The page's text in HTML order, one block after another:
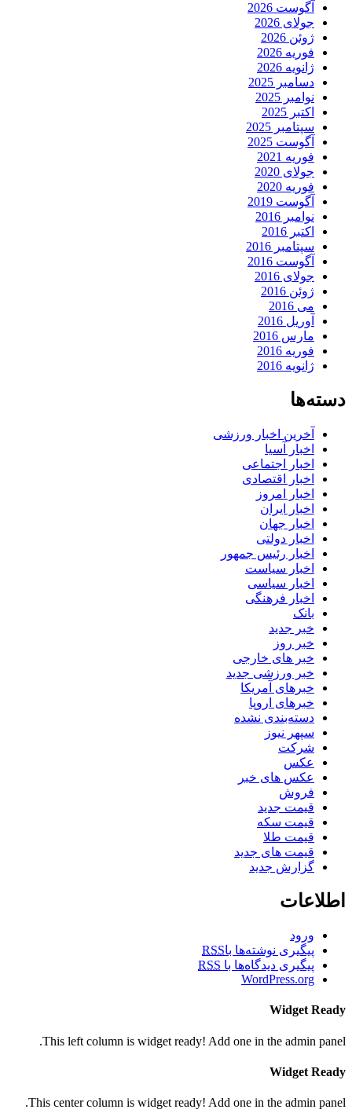
آگوست 2026
جولای 2026
ژوئن 2026
فوریه 2026
ژانویه 2026
دسامبر 2025
نوامبر 2025
اکتبر 2025
سپتامبر 2025
آگوست 2025
فوریه 2021
جولای 2020
فوریه 2020
آگوست 2019
نوامبر 2016
اکتبر 2016
سپتامبر 2016
آگوست 2016
جولای 2016
ژوئن 2016
می 2016
آوریل 2016
مارس 2016
فوریه 2016
ژانویه 2016
دسته‌ها
آخرین اخبار ورزشی
اخبار آسیا
اخبار اجتماعی
اخبار اقتصادی
اخبار امروز
اخبار ایران
اخبار جهان
اخبار دولتی
اخبار رئیس جمهور
اخبار سیاست
اخبار سیاسی
اخبار فرهنگی
بانک
خبر جدید
خبر روز
خبر های خارجی
خبر ورزشی جدید
خبرهای آمریکا
خبرهای اروپا
دسته‌بندی نشده
سپهر نیوز
شرکت
عکس
عکس های خبر
فروش
قیمت جدید
قیمت سکه
قیمت طلا
قیمت های جدید
گزارش جدید
اطلاعات
ورود
پیگیری نوشته‌ها باRSS
پیگیری دیدگاه‌ها با RSS
WordPress.org
Widget Ready
This left column is widget ready! Add one in the admin panel.
Widget Ready
This center column is widget ready! Add one in the admin panel.